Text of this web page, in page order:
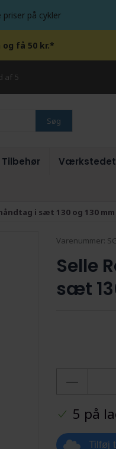
priser på cykler
få 50 kr.*
af 5
Søg
Tilbehør Værkstedet
i sæt 130 og 130
Varenummer:
Selle
sæt
5 på
Tilføj